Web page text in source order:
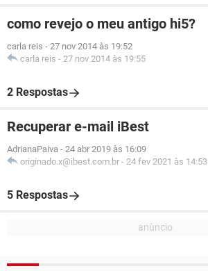
como revejo o meu antigo hi5?
carla reis - 27 nov 2014 às 19:52
carla reis - 27 nov 2014 às 19:55
2 Respostas
Recuperar e-mail iBest
AdrianaPaiva - 24 abr 2019 às 16:09
originado.x@ibest.com.br - 24 fev 2021 às 14:53
5 Respostas